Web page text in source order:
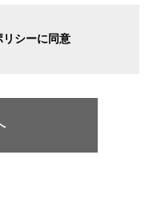
リシーに同意